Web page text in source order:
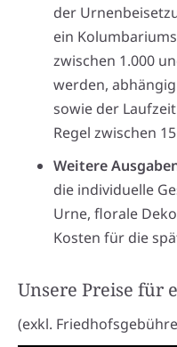
der
ein
zwischen 1.000
werden,
sowie der
Regel zwischen
Weitere
die individuelle
Urne, florale
Kosten für die
Unsere Preise für
(exkl.